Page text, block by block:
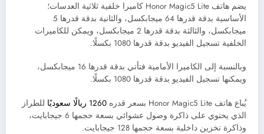
يضم هاتف Honor Magic5 Lite كاميرا خلفية ثلاثية العدسات؛
الأساسية بدقة قدرها 64 ميجابكسل، والثانية بدقة قدرها 5
ميجابكسل، والثالثة بدقة قدرها 2 ميجابكسل، ويمكن للكاميرات
الخلفية تسجيل الفيديو بدقة قدرها 1080 بكسلًا.
وبالنسبة إلى الكاميرا الأمامية فتأتي بدقة قدرها 16 ميجابكسل،
ويمكنها تسجيل الفيديو بدقة قدرها 1080 بكسلًا.
يُباع هاتف Honor Magic5 Lite بسعر قدره
للطراز
الذي يحتوي على ذاكرة وصول عشوائي بسعة حجمها 6 جيجابايت،
وذاكرة تخزين داخلية بسعة حجمها 128 جيجابايت.